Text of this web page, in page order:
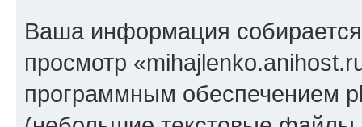
Ваша информация
просмотр
программным обеспечением